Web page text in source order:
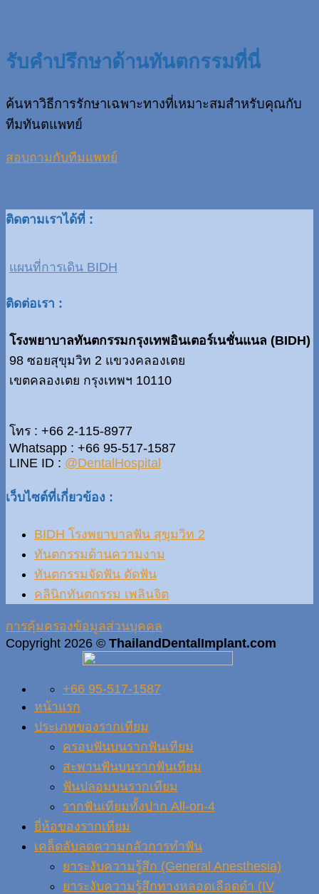
รับคำปรึกษาด้านทันตกรรมที่นี่
ค้นหาวิธีการรักษาเฉพาะทางที่เหมาะสมสำหรับคุณกับ
ทีมทันตแพทย์
สอบถามกับทีมแพทย์
ติดตามเราได้ที่ :
แผนที่การเดิน BIDH
ติดต่อเรา :
โรงพยาบาลทันตกรรมกรุงเทพอินเตอร์เนชั่นแนล (BIDH)
98 ซอยสุขุมวิท 2 แขวงคลองเตย
เขตคลองเตย กรุงเทพฯ 10110
โทร : +66 2-115-8977
Whatsapp : +66 95-517-1587
LINE ID : @DentalHospital
เว็บไซต์ที่เกี่ยวข้อง :
BIDH โรงพยาบาลฟัน สุขุมวิท 2
ทันตกรรมด้านความงาม
ทันตกรรมจัดฟัน ดัดฟัน
คลินิกทันตกรรม เพลินจิต
การคุ้มครองข้อมูลส่วนบุคคล
Copyright 2026 © ThailandDentalImplant.com
+66 95-517-1587
หน้าแรก
ประเภทของรากเทียม
ครอบฟันบนรากฟันเทียม
สะพานฟันบนรากฟันเทียม
ฟันปลอมบนรากเทียม
รากฟันเทียมทั้งปาก All-on-4
ยี่ห้อของรากเทียม
เคล็ดลับลดความกลัวการทำฟัน
ยาระงับความรู้สึก (General Anesthesia)
ยาระงับความรู้สึกทางหลอดเลือดดำ (IV